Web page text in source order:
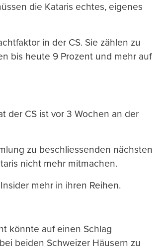
die Kataris echtes, eigenes
in der CS. Sie zählen zu
bis heute 9 Prozent und mehr auf
der CS ist vor 3 Wochen an der
zu beschliessenden nächsten
nicht mehr mitmachen.
mehr in ihren Reihen.
könnte auf einen Schlag
beiden Schweizer Häusern zu